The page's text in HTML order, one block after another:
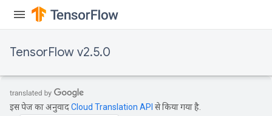
TensorFlow v2.5.0
इस पेज का अनुवादCloud Translation API से किया गया है.